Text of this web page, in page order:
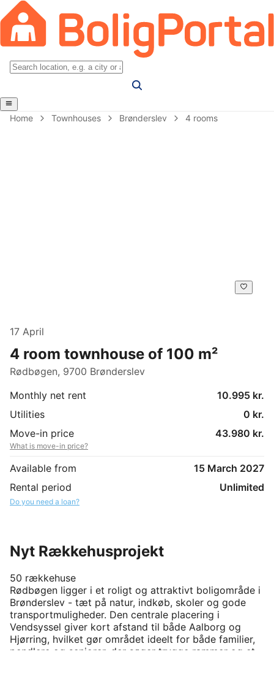
Home Townhouses Brønderslev 4 rooms
17 April
4 room townhouse of 100 m²
Rødbøgen, 9700 Brønderslev
Monthly net rent
10.995 kr.
Utilities
0 kr.
Move-in price
43.980 kr.
What is move-in price?
Available from
15 March 2027
Rental period
Unlimited
Do you need a loan?
Nyt Rækkehusprojekt
50 rækkehuse
Rødbøgen ligger i et roligt og attraktivt boligområde i
Brønderslev - tæt på natur, indkøb, skoler og gode
transportmuligheder. Den centrale placering i
Vendsyssel giver kort afstand til både Aalborg og
Hjørring, hvilket gør området ideelt for både familier,
pendlere og seniorer, der søger trygge rammer og et